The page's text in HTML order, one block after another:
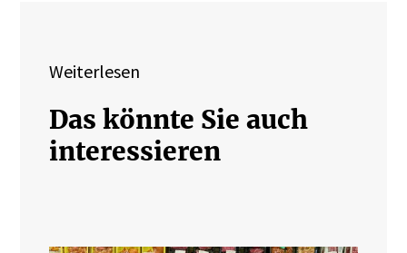
Weiterlesen
Das könnte Sie auch
interessieren